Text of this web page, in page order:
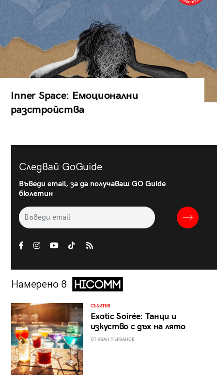
Inner Space: Емоционални
разстройства
Следвай GoGuide
Въведи email, за да получаваш GO Guide
бюлетин
Намерено в
СЪБИТИЯ
Exotic Soirée: Танци и
изкуство с дъх на лято
ОТ ИВАН ПЪРВАНОВ